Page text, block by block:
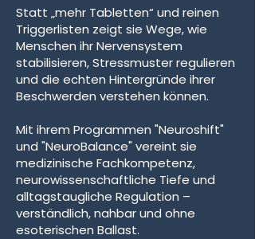
Statt „mehr Tabletten“ und reinen
Triggerlisten zeigt sie Wege, wie
Menschen ihr Nervensystem
stabilisieren, Stressmuster regulieren
und die echten Hintergründe ihrer
Beschwerden verstehen können.
Mit ihrem Programmen "Neuroshift"
und "NeuroBalance" vereint sie
medizinische Fachkompetenz,
neurowissenschaftliche Tiefe und
alltagstaugliche Regulation –
verständlich, nahbar und ohne
esoterischen Ballast.